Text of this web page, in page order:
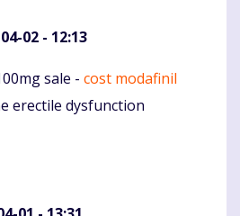
02 - 12:13
sale - cost modafinil
erectile dysfunction